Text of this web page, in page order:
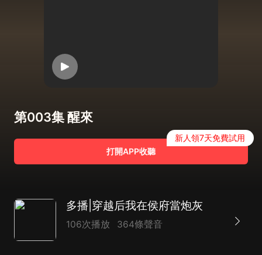
第003集 醒來
打開APP收聽
新人領7天免費試用
多播|穿越后我在侯府當炮灰
106次播放 364條聲音